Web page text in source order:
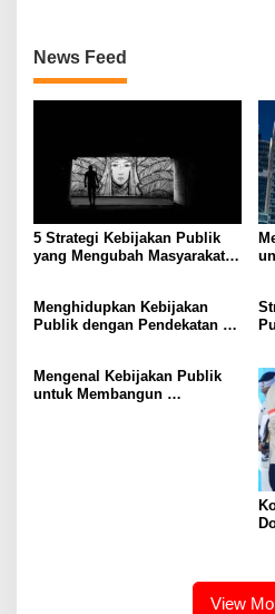
News Feed
5 Strategi Kebijakan Publik
yang Mengubah Masyarakat
Menghidupkan Kebijakan
Publik dengan Pendekatan
Mengenal Kebijakan Publik
untuk Membangun
View